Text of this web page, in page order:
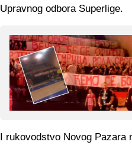
Upravnog odbora Superlige.
I rukovodstvo Novog Pazara